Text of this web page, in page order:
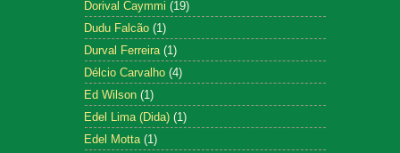
Dorival Caymmi (19)
Dudu Falcão (1)
Durval Ferreira (1)
Délcio Carvalho (4)
Ed Wilson (1)
Edel Lima (Dida) (1)
Edel Motta (1)